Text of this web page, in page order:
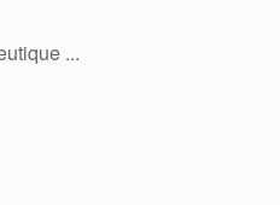
...